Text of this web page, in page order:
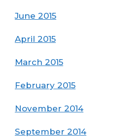
June 2015
April 2015
March 2015
February 2015
November 2014
September 2014